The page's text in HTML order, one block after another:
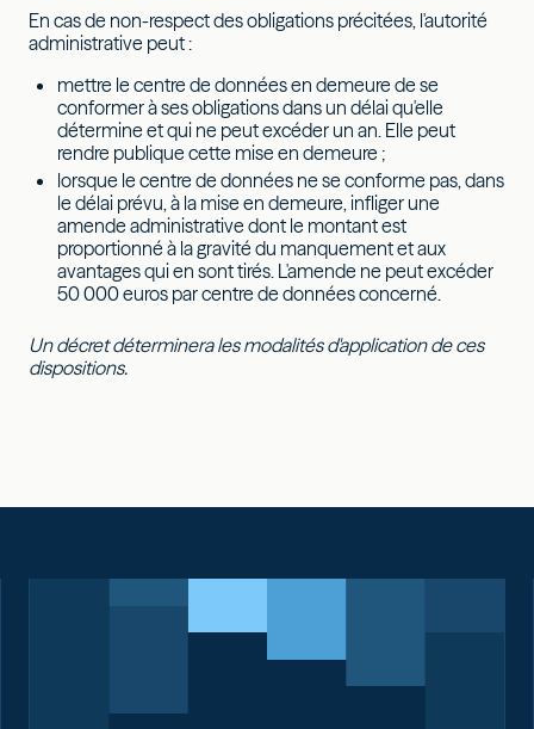
En cas de non-respect des obligations précitées, l'autorité
administrative peut :
mettre le centre de données en demeure de se
conformer à ses obligations dans un délai qu'elle
détermine et qui ne peut excéder un an. Elle peut
rendre publique cette mise en demeure ;
lorsque le centre de données ne se conforme pas, dans
le délai prévu, à la mise en demeure, infliger une
amende administrative dont le montant est
proportionné à la gravité du manquement et aux
avantages qui en sont tirés. L'amende ne peut excéder
50 000 euros par centre de données concerné.
Un décret déterminera les modalités d'application de ces
dispositions.